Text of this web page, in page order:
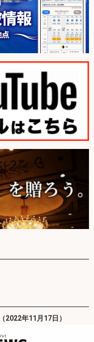
2022年11月17日）